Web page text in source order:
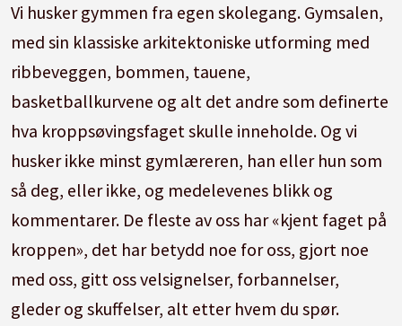
Vi husker gymmen fra egen skolegang. Gymsalen,
med sin klassiske arkitektoniske utforming med
ribbeveggen, bommen, tauene,
basketballkurvene og alt det andre som definerte
hva kroppsøvingsfaget skulle inneholde. Og vi
husker ikke minst gymlæreren, han eller hun som
så deg, eller ikke, og medelevenes blikk og
kommentarer. De fleste av oss har «kjent faget på
kroppen», det har betydd noe for oss, gjort noe
med oss, gitt oss velsignelser, forbannelser,
gleder og skuffelser, alt etter hvem du spør.